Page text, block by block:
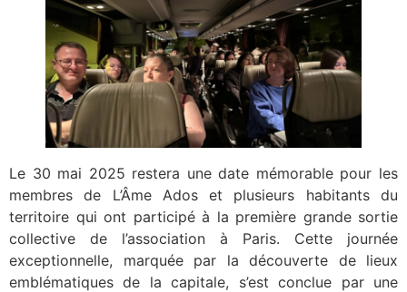
Le 30 mai 2025 restera une date mémorable pour les
membres de L’Âme Ados et plusieurs habitants du
territoire qui ont participé à la première grande sortie
collective de l’association à Paris. Cette journée
exceptionnelle, marquée par la découverte de lieux
emblématiques de la capitale, s’est conclue par une